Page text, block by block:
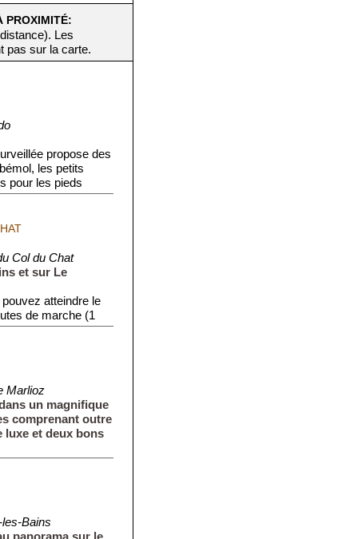
PROXIMITÉ:
Les
pas sur la carte.
propose des
les petits
pour les pieds
Col du Chat
et sur Le
atteindre le
de marche (1
Marlioz
un magnifique
comprenant outre
luxe et deux bons
Bains